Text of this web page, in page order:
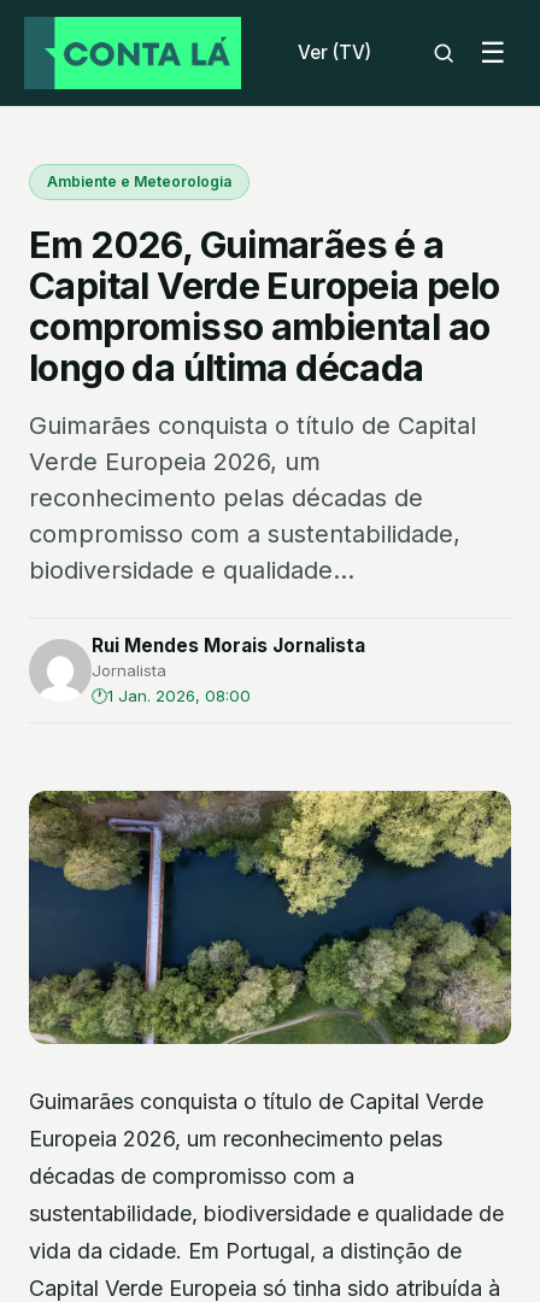
Ver (TV) ☰
Ambiente e Meteorologia
Em 2026, Guimarães é a
Capital Verde Europeia pelo
compromisso ambiental ao
longo da última década
Guimarães conquista o título de Capital
Verde Europeia 2026, um
reconhecimento pelas décadas de
compromisso com a sustentabilidade,
biodiversidade e qualidade...
Rui Mendes Morais Jornalista
Jornalista
1 Jan. 2026, 08:00
Guimarães conquista o título de Capital Verde
Europeia 2026, um reconhecimento pelas
décadas de compromisso com a
sustentabilidade, biodiversidade e qualidade de
vida da cidade. Em Portugal, a distinção de
Capital Verde Europeia só tinha sido atribuída à